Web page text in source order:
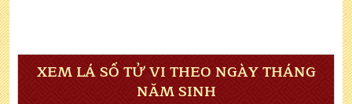
XEM LÁ SỐ TỬ VI THEO NGÀY THÁNG
NĂM SINH